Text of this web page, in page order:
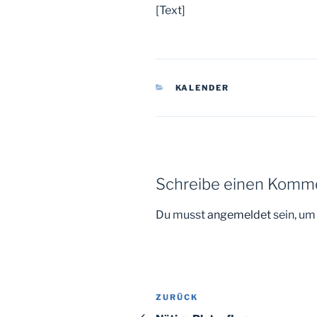
[Text]
KATEGORIEN
KALENDER
Schreibe einen
Du musstangemeldetsein,
Beitragsnavigation
Vorheriger
ZURÜCK